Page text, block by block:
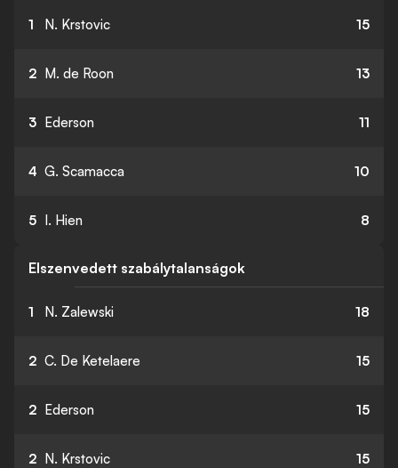
1 N. Krstovic 15
2 M. de Roon 13
3 Ederson 11
4 G. Scamacca 10
5 I. Hien 8
Elszenvedett szabálytalanságok
1 N. Zalewski 18
2 C. De Ketelaere 15
2 Ederson 15
2 N. Krstovic 15